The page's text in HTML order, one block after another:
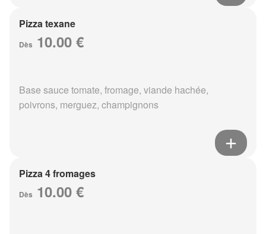
Pizza texane
Dès 10.00 €
Base sauce tomate, fromage, viande hachée,
poivrons, merguez, champignons
Pizza 4 fromages
Dès 10.00 €